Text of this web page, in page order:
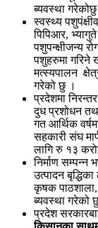
ब्यवस्था
स्वस्थ्य
पिपिआर,
पशुपन्क्षीजन्य
पशुहरुमा गरिने
मत्स्यपालन
गरेको छु ।
प्रदेशमा
दुध प्रशोधन
गत आर्थिक
सहकारी संघ
लागि रु १३
निर्माण सम्पन्न
उत्पादन
कृषक
ब्यवस्था गरेको
प्रदेश